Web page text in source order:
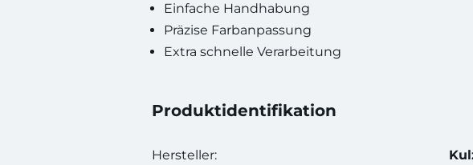
Einfache Handhabung
Präzise Farbanpassung
Extra schnelle Verarbeitung
Produktidentifikation
Hersteller: